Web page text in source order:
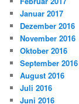
Januar 2017
Dezember 2016
November 2016
Oktober 2016
September 2016
August 2016
Juli 2016
Juni 2016